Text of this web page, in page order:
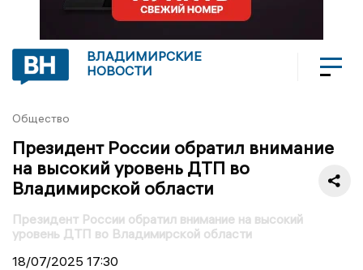
ВЛАДИМИРСКИЕ
НОВОСТИ
Общество
Президент России обратил внимание
на высокий уровень ДТП во
Владимирской области
Президент России обратил внимание на высокий
уровень ДТП во Владимирской области
18/07/2025 17:30